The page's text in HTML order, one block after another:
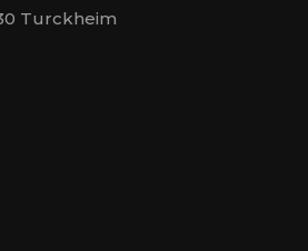
Turckheim